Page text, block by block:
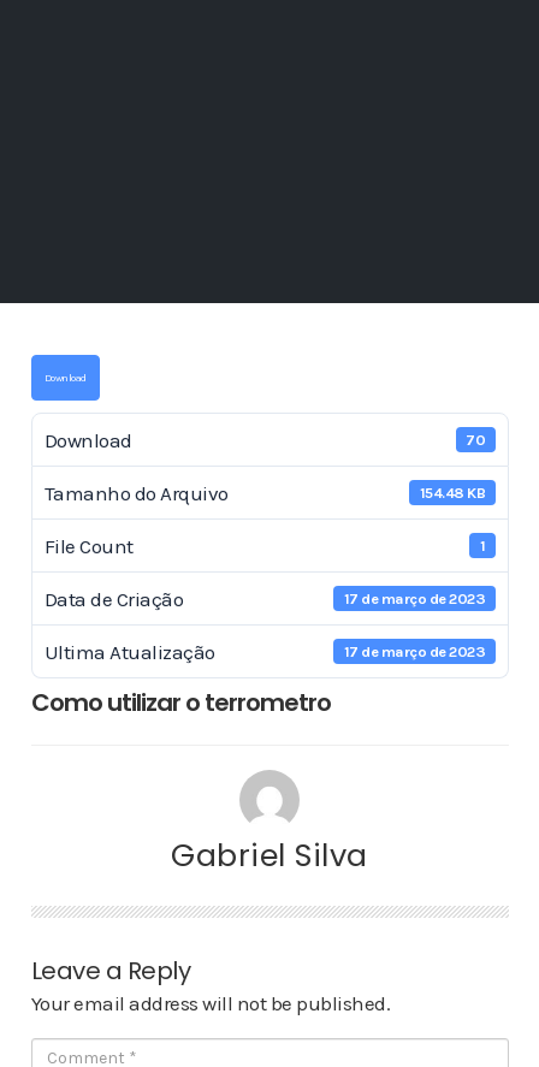
Download
Download 70
Tamanho do Arquivo 154.48 KB
File Count 1
Data de Criação 17 de março de 2023
Ultima Atualização 17 de março de 2023
Como utilizar o terrometro
Gabriel Silva
Leave a Reply
Your email address will not be published.